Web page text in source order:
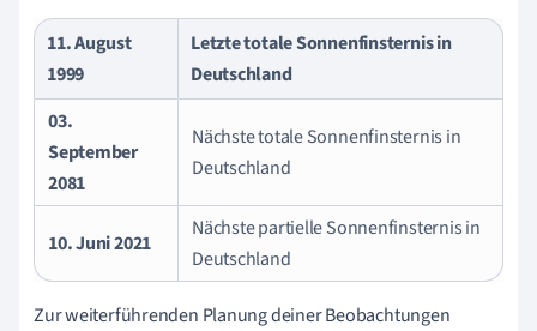
11. August
1999
Letzte totale Sonnenfinsternis in
Deutschland
03.
September
2081
Nächste totale Sonnenfinsternis in
Deutschland
10. Juni 2021
Nächste partielle Sonnenfinsternis in
Deutschland
Zur weiterführenden Planung deiner Beobachtungen